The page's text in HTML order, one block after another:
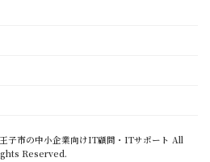
市の中小企業向けIT顧問・ITサポート All
Reserved.